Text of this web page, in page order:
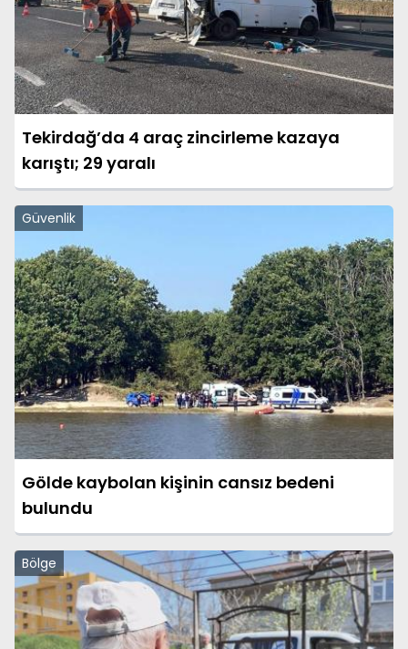
Tekirdağ’da 4 araç zincirleme kazaya
karıştı; 29 yaralı
Güvenlik
Gölde kaybolan kişinin cansız bedeni
bulundu
Bölge